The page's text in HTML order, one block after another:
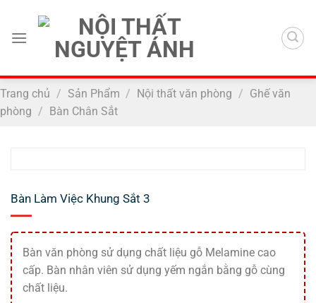
nội
Trang chủ / Sản Phẩm / Nội thất văn phòng / Ghế văn
phòng / Bàn Chân Sắt
Bàn Làm Việc Khung Sắt 3
Bàn văn phòng sử dụng chất liệu gỗ Melamine cao
cấp. Bàn nhân viên sử dụng yếm ngắn bằng gỗ cùng
chất liệu.